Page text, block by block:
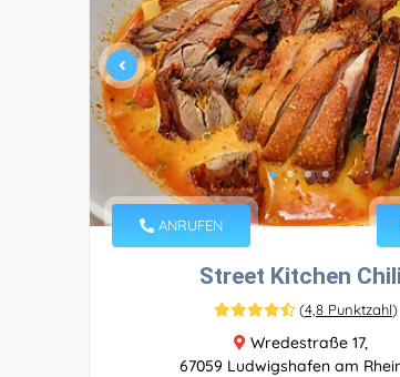
ANRUFEN
Street Kitchen Chili
(4,8 Punktzahl)
Wredestraße 17,
67059 Ludwigshafen am